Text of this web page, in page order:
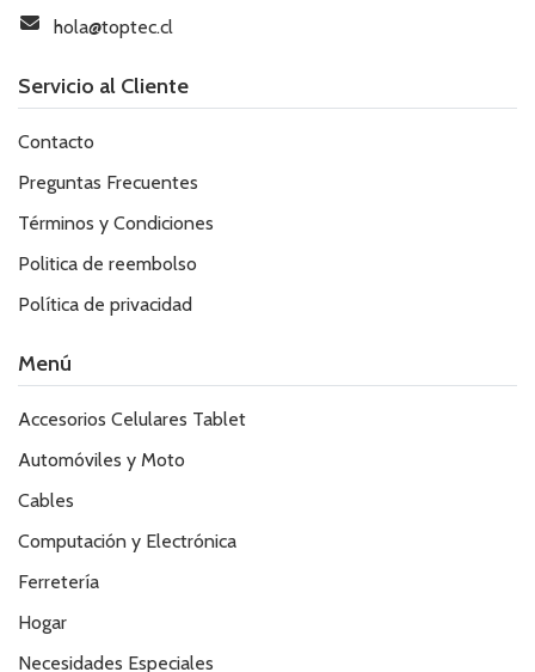
hola@toptec.cl
Servicio al Cliente
Contacto
Preguntas Frecuentes
Términos y Condiciones
Politica de reembolso
Política de privacidad
Menú
Accesorios Celulares Tablet
Automóviles y Moto
Cables
Computación y Electrónica
Ferretería
Hogar
Necesidades Especiales